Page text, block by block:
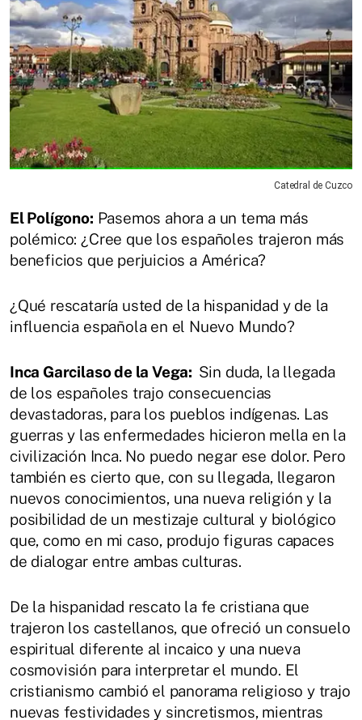
Catedral de Cuzco
El Polígono: Pasemos ahora a un tema más
polémico: ¿Cree que los españoles trajeron más
beneficios que perjuicios a América?
¿Qué rescataría usted de la hispanidad y de la
influencia española en el Nuevo Mundo?
Inca Garcilaso de la Vega: Sin duda, la llegada
de los españoles trajo consecuencias
devastadoras, para los pueblos indígenas. Las
guerras y las enfermedades hicieron mella en la
civilización Inca. No puedo negar ese dolor. Pero
también es cierto que, con su llegada, llegaron
nuevos conocimientos, una nueva religión y la
posibilidad de un mestizaje cultural y biológico
que, como en mi caso, produjo figuras capaces
de dialogar entre ambas culturas.
De la hispanidad rescato la fe cristiana que
trajeron los castellanos, que ofreció un consuelo
espiritual diferente al incaico y una nueva
cosmovisión para interpretar el mundo. El
cristianismo cambió el panorama religioso y trajo
nuevas festividades y sincretismos, mientras